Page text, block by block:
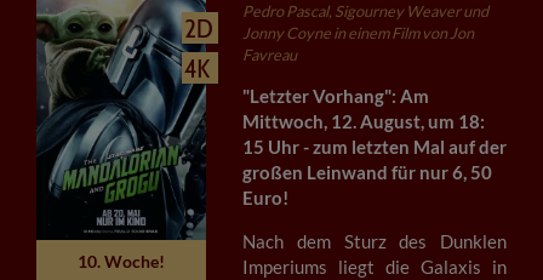
2D
4K
10. Woche!
Pedro Pascal, Sigourney Weaver und
Jonny Coyne in einem Film von Jon
Favreau
"Letzter Vorhang": Am
Mittwoch, 12. August, um 18:
15 Uhr - zum letzten Mal auf der
großen Leinwand für nur 6, 50
Euro!
Nach dem Sturz des Dunklen
Imperiums liegt die Galaxis in